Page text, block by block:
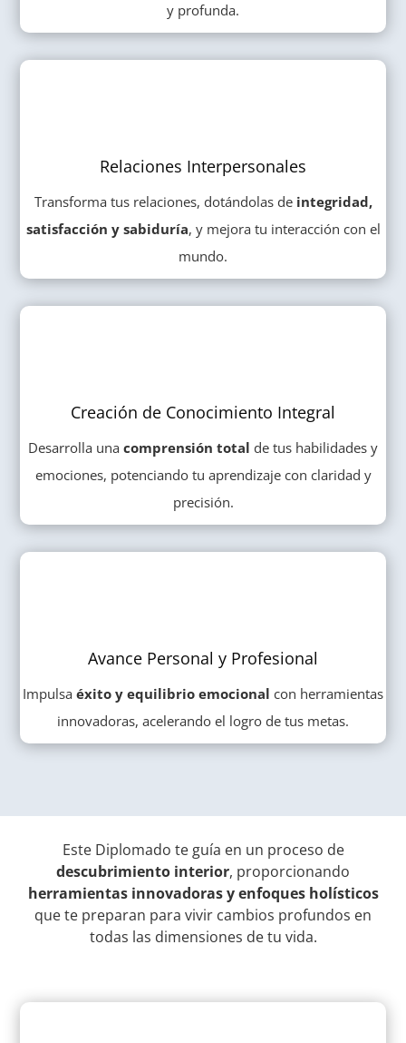
y profunda.
Relaciones Interpersonales
Transforma tus relaciones, dotándolas de integridad,
satisfacción y sabiduría, y mejora tu interacción con el
mundo.
Creación de Conocimiento Integral
Desarrolla una comprensión total de tus habilidades y
emociones, potenciando tu aprendizaje con claridad y
precisión.
Avance Personal y Profesional
Impulsa éxito y equilibrio emocional con herramientas
innovadoras, acelerando el logro de tus metas.
Este Diplomado te guía en un proceso de
descubrimiento interior, proporcionando
herramientas innovadoras y enfoques holísticos
que te preparan para vivir cambios profundos en
todas las dimensiones de tu vida.